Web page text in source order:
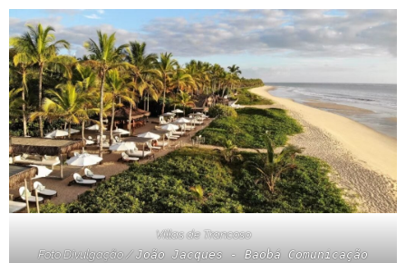
Villas de Trancoso
Foto Divulgação /João Jacques - Baobá Comunicação